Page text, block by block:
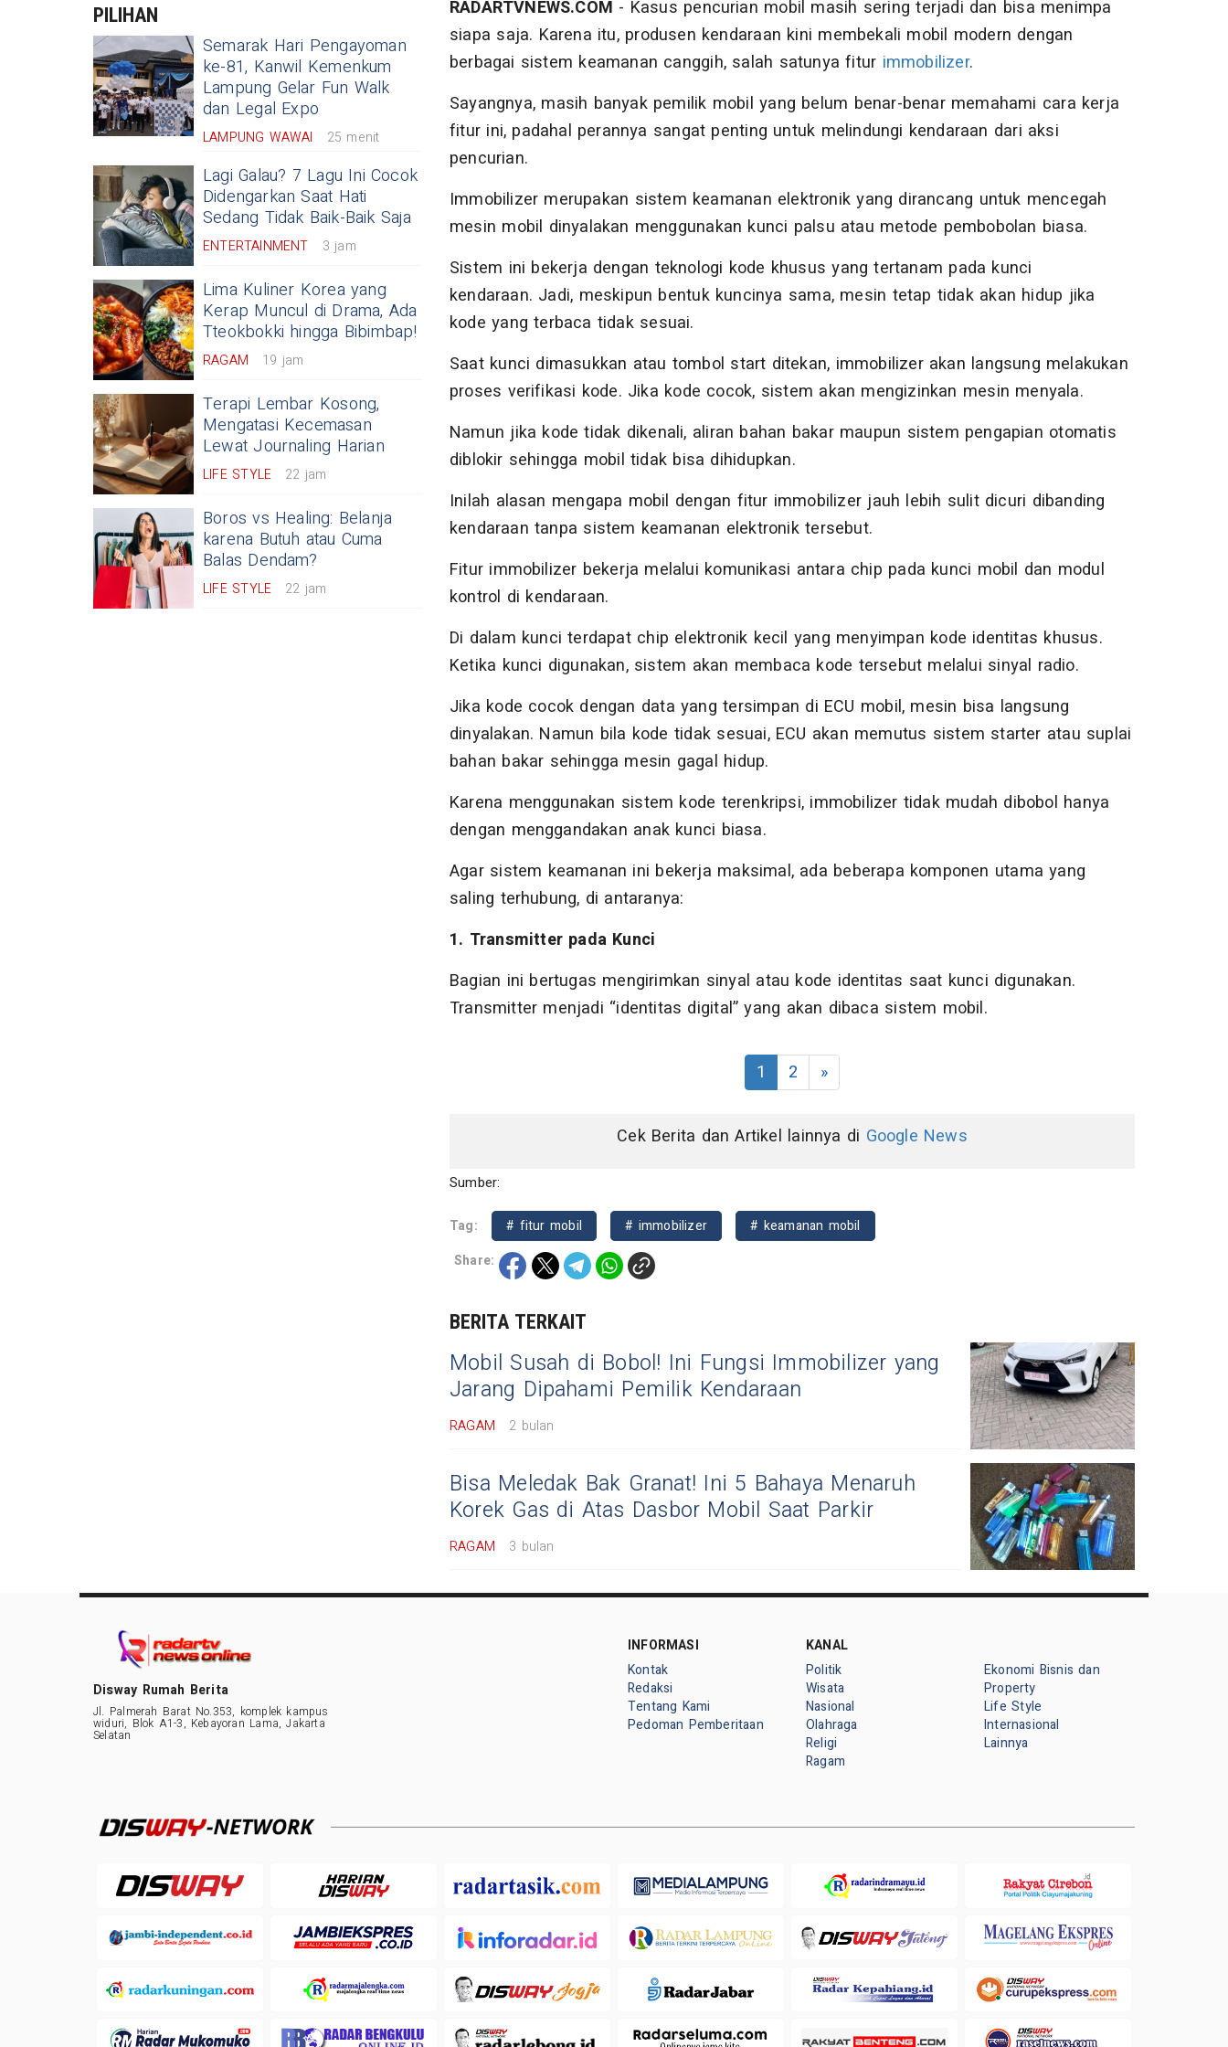
PILIHAN
Semarak Hari Pengayoman
ke-81, Kanwil Kemenkum
Lampung Gelar Fun Walk
dan Legal Expo
LAMPUNG WAWAI 25 menit
Lagi Galau? 7 Lagu Ini Cocok
Didengarkan Saat Hati
Sedang Tidak Baik-Baik Saja
ENTERTAINMENT 3 jam
Lima Kuliner Korea yang
Kerap Muncul di Drama, Ada
Tteokbokki hingga Bibimbap!
RAGAM 19 jam
Terapi Lembar Kosong,
Mengatasi Kecemasan
Lewat Journaling Harian
LIFE STYLE 22 jam
Boros vs Healing: Belanja
karena Butuh atau Cuma
Balas Dendam?
LIFE STYLE 22 jam
RADARTVNEWS.COM - Kasus pencurian mobil masih sering terjadi dan bisa menimpa
siapa saja. Karena itu, produsen kendaraan kini membekali mobil modern dengan
berbagai sistem keamanan canggih, salah satunya fitur immobilizer.
Sayangnya, masih banyak pemilik mobil yang belum benar-benar memahami cara kerja
fitur ini, padahal perannya sangat penting untuk melindungi kendaraan dari aksi
pencurian.
Immobilizer merupakan sistem keamanan elektronik yang dirancang untuk mencegah
mesin mobil dinyalakan menggunakan kunci palsu atau metode pembobolan biasa.
Sistem ini bekerja dengan teknologi kode khusus yang tertanam pada kunci
kendaraan. Jadi, meskipun bentuk kuncinya sama, mesin tetap tidak akan hidup jika
kode yang terbaca tidak sesuai.
Saat kunci dimasukkan atau tombol start ditekan, immobilizer akan langsung melakukan
proses verifikasi kode. Jika kode cocok, sistem akan mengizinkan mesin menyala.
Namun jika kode tidak dikenali, aliran bahan bakar maupun sistem pengapian otomatis
diblokir sehingga mobil tidak bisa dihidupkan.
Inilah alasan mengapa mobil dengan fitur immobilizer jauh lebih sulit dicuri dibanding
kendaraan tanpa sistem keamanan elektronik tersebut.
Fitur immobilizer bekerja melalui komunikasi antara chip pada kunci mobil dan modul
kontrol di kendaraan.
Di dalam kunci terdapat chip elektronik kecil yang menyimpan kode identitas khusus.
Ketika kunci digunakan, sistem akan membaca kode tersebut melalui sinyal radio.
Jika kode cocok dengan data yang tersimpan di ECU mobil, mesin bisa langsung
dinyalakan. Namun bila kode tidak sesuai, ECU akan memutus sistem starter atau suplai
bahan bakar sehingga mesin gagal hidup.
Karena menggunakan sistem kode terenkripsi, immobilizer tidak mudah dibobol hanya
dengan menggandakan anak kunci biasa.
Agar sistem keamanan ini bekerja maksimal, ada beberapa komponen utama yang
saling terhubung, di antaranya:
1. Transmitter pada Kunci
Bagian ini bertugas mengirimkan sinyal atau kode identitas saat kunci digunakan.
Transmitter menjadi “identitas digital” yang akan dibaca sistem mobil.
1 2 »
Cek Berita dan Artikel lainnya di Google News
Sumber:
Tag: # fitur mobil # immobilizer
# keamanan mobil
Share:
BERITA TERKAIT
Mobil Susah di Bobol! Ini Fungsi Immobilizer yang
Jarang Dipahami Pemilik Kendaraan
RAGAM 2 bulan
Bisa Meledak Bak Granat! Ini 5 Bahaya Menaruh
Korek Gas di Atas Dasbor Mobil Saat Parkir
RAGAM 3 bulan
Disway Rumah Berita
Jl. Palmerah Barat No.353, komplek kampus
widuri, Blok A1-3, Kebayoran Lama, Jakarta
Selatan
INFORMASI
Kontak
Redaksi
Tentang Kami
Pedoman Pemberitaan
KANAL
Politik
Wisata
Nasional
Olahraga
Religi
Ragam
Ekonomi Bisnis dan
Property
Life Style
Internasional
Lainnya